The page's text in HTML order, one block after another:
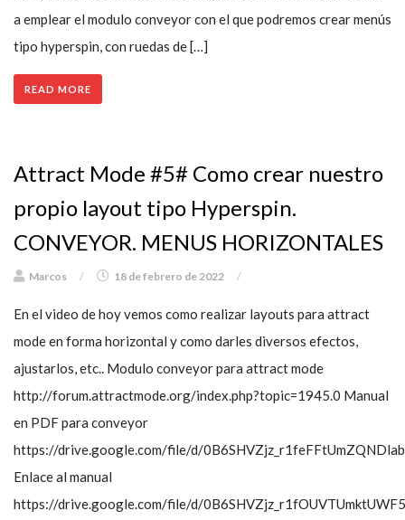
a emplear el modulo conveyor con el que podremos crear menús
tipo hyperspin, con ruedas de […]
READ MORE
Attract Mode #5# Como crear nuestro
propio layout tipo Hyperspin.
CONVEYOR. MENUS HORIZONTALES
Marcos / 18 de febrero de 2022 /
En el video de hoy vemos como realizar layouts para attract
mode en forma horizontal y como darles diversos efectos,
ajustarlos, etc.. Modulo conveyor para attract mode
http://forum.attractmode.org/index.php?topic=1945.0 Manual
en PDF para conveyor
https://drive.google.com/file/d/
Enlace al manual
https://drive.google.com/file/d/